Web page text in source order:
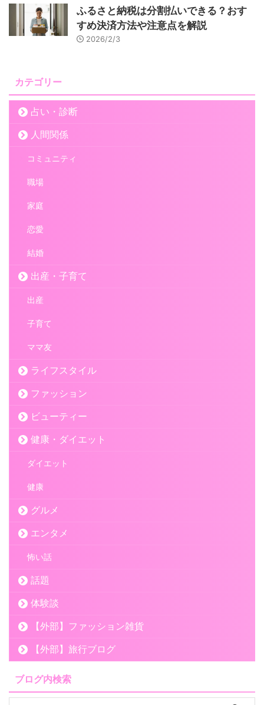
ふるさと納税は分割払いできる？おす
すめ決済方法や注意点を解説
2026/2/3
カテゴリー
占い・診断
人間関係
コミュニティ
職場
家庭
恋愛
結婚
出産・子育て
出産
子育て
ママ友
ライフスタイル
ファッション
ビューティー
健康・ダイエット
ダイエット
健康
グルメ
エンタメ
怖い話
話題
体験談
【外部】ファッション雑貨
【外部】旅行ブログ
ブログ内検索